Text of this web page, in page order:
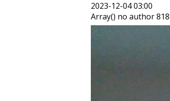
2023-12-04 03:00
Array() no author